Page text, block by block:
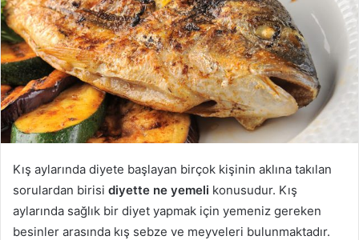
Kış aylarında diyete başlayan birçok kişinin aklına takılan
sorulardan birisi diyette ne yemeli konusudur. Kış
aylarında sağlık bir diyet yapmak için yemeniz gereken
besinler arasında kış sebze ve meyveleri bulunmaktadır.